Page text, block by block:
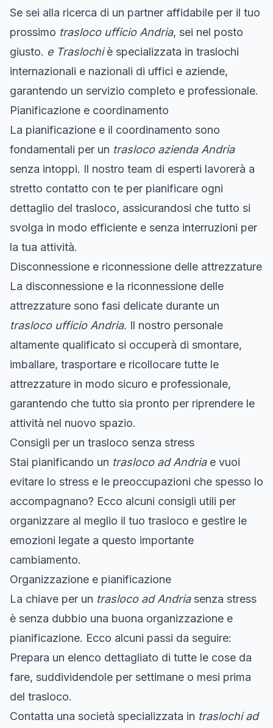
Se sei alla ricerca di un partner affidabile per il tuo
prossimo trasloco ufficio Andria, sei nel posto
giusto. e Traslochiè specializzata in traslochi
internazionali e nazionali di uffici e aziende,
garantendo un servizio completo e professionale.
Pianificazione e coordinamento
La pianificazione e il coordinamento sono
fondamentali per un trasloco azienda Andria
senza intoppi. Il nostro team di esperti lavorerà a
stretto contatto con te per pianificare ogni
dettaglio del trasloco, assicurandosi che tutto si
svolga in modo efficiente e senza interruzioni per
la tua attività.
Disconnessione e riconnessione delle attrezzature
La disconnessione e la riconnessione delle
attrezzature sono fasi delicate durante un
trasloco ufficio Andria. Il nostro personale
altamente qualificato si occuperà di smontare,
imballare, trasportare e ricollocare tutte le
attrezzature in modo sicuro e professionale,
garantendo che tutto sia pronto per riprendere le
attività nel nuovo spazio.
Consigli per un trasloco senza stress
Stai pianificando un trasloco ad Andriae vuoi
evitare lo stress e le preoccupazioni che spesso lo
accompagnano? Ecco alcuni consigli utili per
organizzare al meglio il tuo trasloco e gestire le
emozioni legate a questo importante
cambiamento.
Organizzazione e pianificazione
La chiave per un trasloco ad Andriasenza stress
è senza dubbio una buona organizzazione e
pianificazione. Ecco alcuni passi da seguire:
Prepara un elenco dettagliato di tutte le cose da
fare, suddividendole per settimane o mesi prima
del trasloco.
Contatta una società specializzata in traslochi ad